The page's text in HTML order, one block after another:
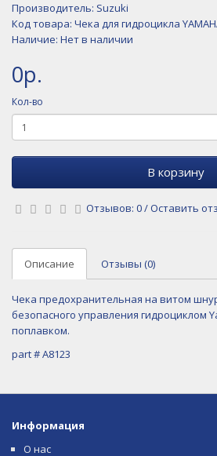
Производитель: Suzuki
Код товара: Чека для гидроцикла
Наличие: Нет в наличии
0р.
Кол-во
В корзину
Отзывов: 0/Оставить
Описание Отзывы (0)
Чека предохранительная на витом
безопасного управления гидроциклом
поплавком.
part # A8123
Информация
О нас